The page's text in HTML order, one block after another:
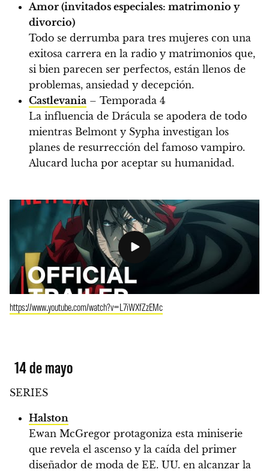
Amor (invitados especiales: matrimonio y
divorcio)
Todo se derrumba para tres mujeres con una
exitosa carrera en la radio y matrimonios que,
si bien parecen ser perfectos, están llenos de
problemas, ansiedad y decepción.
Castlevania – Temporada 4
La influencia de Drácula se apodera de todo
mientras Belmont y Sypha investigan los
planes de resurrección del famoso vampiro.
Alucard lucha por aceptar su humanidad.
https://www.youtube.com/watch?v=L7iWXfZzEMc
14 de mayo
SERIES
Halston
Ewan McGregor protagoniza esta miniserie
que revela el ascenso y la caída del primer
diseñador de moda de EE. UU. en alcanzar la